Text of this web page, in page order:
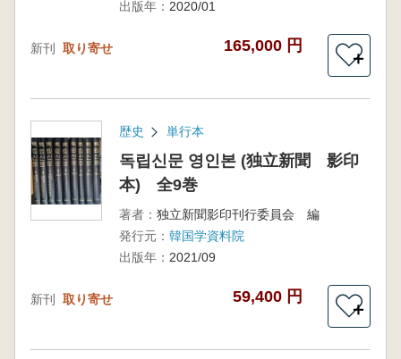
出版年： 2020/01
新刊 取り寄せ 165,000 円
＋
歴史 単行本
독립신문 영인본 (独立新聞 影印
本) 全9巻
著者： 独立新聞影印刊行委員会 編
発行元： 韓国学資料院
出版年： 2021/09
新刊 取り寄せ 59,400 円
＋